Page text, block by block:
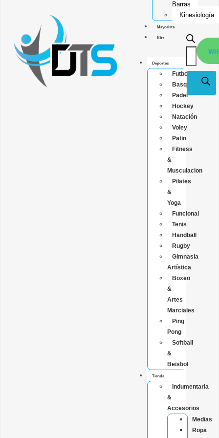
Barras
Kinesiología
Mayorista
Kits
Deportes
Futbol
Basquet
Padel
Hockey
Natación
Voley
Patin
Fitness
&
Musculacion
Pilates
&
Yoga
Funcional
Tenis
Handball
Rugby
Gimnasia
Artística
Boxeo
&
Artes
Marciales
Ping
Pong
Softball
&
Beisbol
Tienda
Indumentaria
&
Accesorios
Medias
Ropa